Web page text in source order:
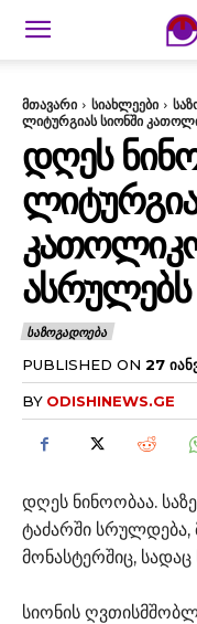
მთავარი სიახლეები
ლიტურგიას სიონში
ᲓᲦᲔᲡ
ᲐᲡᲠᲣᲚᲔᲑᲡ
ᲡᲐᲖᲝᲒᲐᲓᲝᲔᲑᲐ
PUBLISHED ON 27
BY ODISHINEWS.GE
დღეს ნინოობაა.
ტაძარში
მონასტერშიც,
სიონის